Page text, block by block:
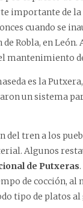
importante de
cuando se
Robla, en
mantenimiento
es la
un sistema
tren a los
Algunos
de Putxeras
de cocción, al
tipo de platos al